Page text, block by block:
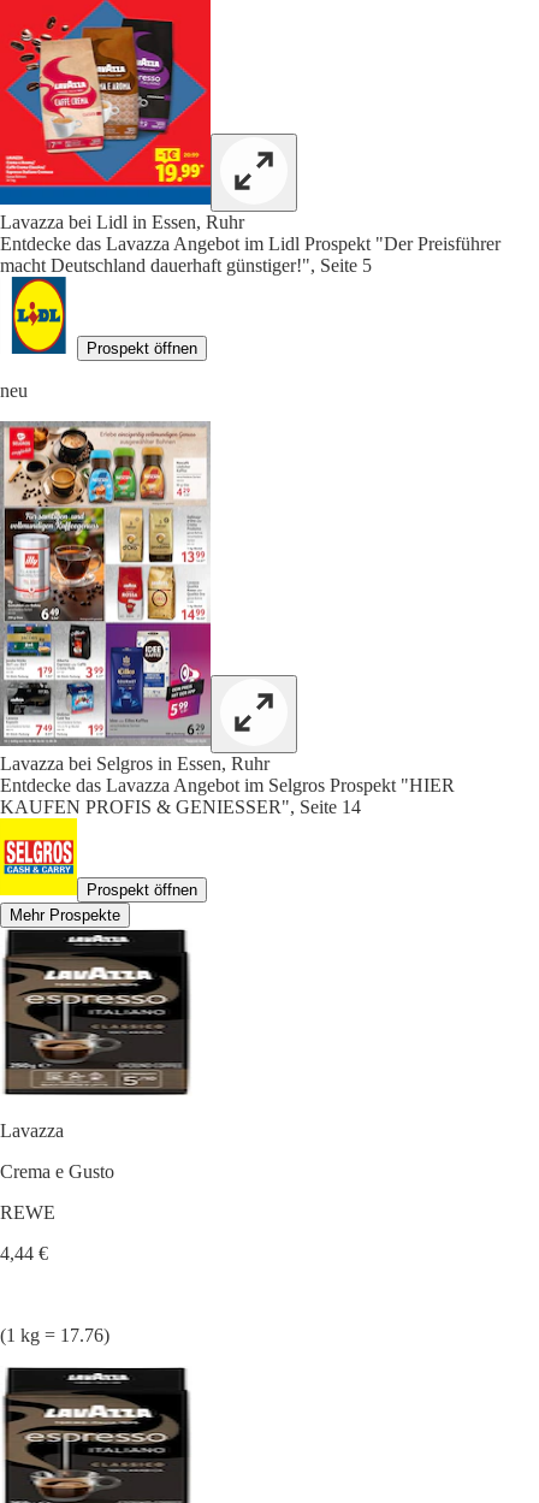
Lavazza bei Lidl in Essen, Ruhr
Entdecke das Lavazza Angebot im Lidl Prospekt "Der Preisführer
macht Deutschland dauerhaft günstiger!", Seite 5
Prospekt öffnen
neu
Lavazza bei Selgros in Essen, Ruhr
Entdecke das Lavazza Angebot im Selgros Prospekt "HIER
KAUFEN PROFIS & GENIESSER", Seite 14
Prospekt öffnen
Mehr Prospekte
Lavazza
Crema e Gusto
REWE
4,44 €
(1 kg = 17.76)